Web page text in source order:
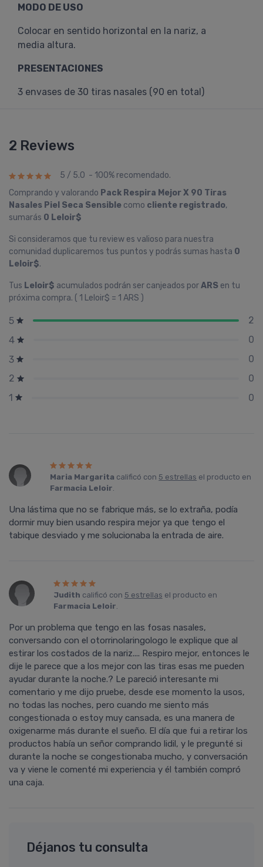
MODO DE USO
Colocar en sentido horizontal en la nariz, a
media altura.
PRESENTACIONES
3 envases de 30 tiras nasales (90 en total)
2 Reviews
5 / 5.0 - 100% recomendado.
Comprando y valorando Pack Respira Mejor X 90 Tiras
Nasales Piel Seca Sensible como cliente registrado,
sumarás 0 Leloir$
Si consideramos que tu review es valioso para nuestra
comunidad duplicaremos tus puntos y podrás sumas hasta 0
Leloir$.
Tus Leloir$ acumulados podrán ser canjeados porARS en tu
próxima compra. ( 1 Leloir$ = 1 ARS )
5
2
4
0
3
0
2
0
1
0
Maria Margarita calificó con 5 estrellas el producto en
Farmacia Leloir.
Una lástima que no se fabrique más, se lo extraña, podía
dormir muy bien usando respira mejor ya que tengo el
tabique desviado y me solucionaba la entrada de aire.
Judith calificó con 5 estrellas el producto en
Farmacia Leloir.
Por un problema que tengo en las fosas nasales,
conversando con el otorrinolaringologo le explique que al
estirar los costados de la nariz.... Respiro mejor, entonces le
dije le parece que a los mejor con las tiras esas me pueden
ayudar durante la noche.? Le pareció interesante mi
comentario y me dijo pruebe, desde ese momento la usos,
no todas las noches, pero cuando me siento más
congestionada o estoy muy cansada, es una manera de
oxigenarme más durante el sueño. El dí­a que fui a retirar los
productos habí­a un señor comprando lidil, y le pregunté si
durante la noche se congestionaba mucho, y conversación
va y viene le comenté mi experiencia y él también compró
una caja.
Déjanos tu consulta